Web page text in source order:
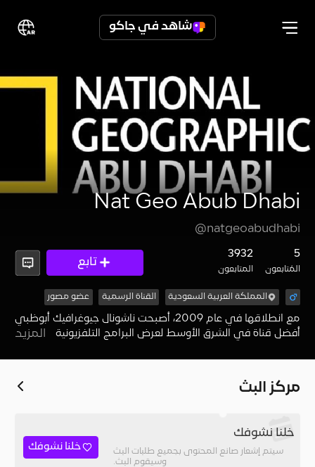
شاهد في جاكو
Nat Geo Abub Dhabi
@natgeoabudhabi
5
المُتابعون
3932
المتابعون
تابع
المملكة العربية السعودية القناة الرسمية عضو مصور
مع انطلاقها في عام 2009، أصبحت ناشونال جيوغرافيك أبوظبي
أفضل قناة في الشرق الأوسط لعرض البرامج التلفزيونية التيالمزيد
مركز البث
خلنا نشوفك
سيتم إشعار صانع المحتوى بجميع طلبات البث
وسيقوم البث.
خلنا نشوفك